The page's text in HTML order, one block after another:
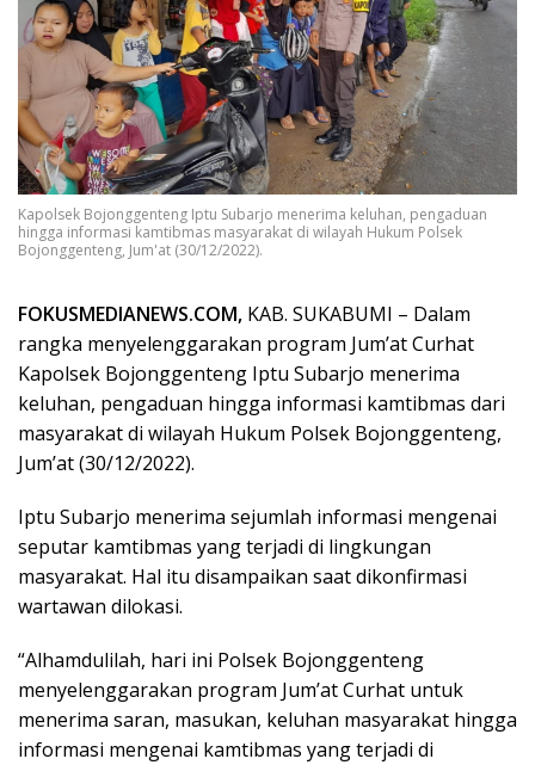
Kapolsek Bojonggenteng Iptu Subarjo menerima keluhan, pengaduan
hingga informasi kamtibmas masyarakat di wilayah Hukum Polsek
Bojonggenteng, Jum'at (30/12/2022).
FOKUSMEDIANEWS.COM, KAB. SUKABUMI – Dalam
rangka menyelenggarakan program Jum’at Curhat
Kapolsek Bojonggenteng Iptu Subarjo menerima
keluhan, pengaduan hingga informasi kamtibmas dari
masyarakat di wilayah Hukum Polsek Bojonggenteng,
Jum’at (30/12/2022).
Iptu Subarjo menerima sejumlah informasi mengenai
seputar kamtibmas yang terjadi di lingkungan
masyarakat. Hal itu disampaikan saat dikonfirmasi
wartawan dilokasi.
“Alhamdulilah, hari ini Polsek Bojonggenteng
menyelenggarakan program Jum’at Curhat untuk
menerima saran, masukan, keluhan masyarakat hingga
informasi mengenai kamtibmas yang terjadi di